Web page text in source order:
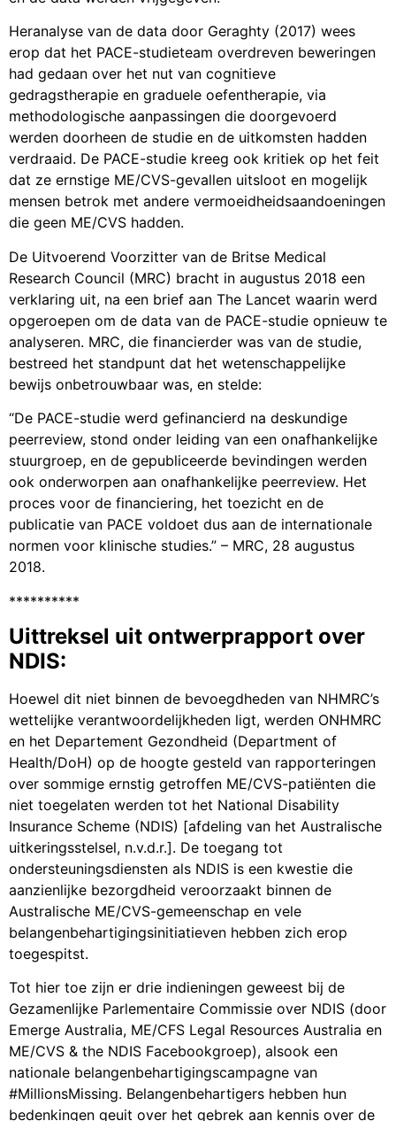
Heranalyse van de data door Geraghty (2017) wees
erop dat het PACE-studieteam overdreven beweringen
had gedaan over het nut van cognitieve
gedragstherapie en graduele oefentherapie, via
methodologische aanpassingen die doorgevoerd
werden doorheen de studie en de uitkomsten hadden
verdraaid. De PACE-studie kreeg ook kritiek op het feit
dat ze ernstige ME/CVS-gevallen uitsloot en mogelijk
mensen betrok met andere vermoeidheidsaandoeningen
die geen ME/CVS hadden.
De Uitvoerend Voorzitter van de Britse Medical
Research Council (MRC) bracht in augustus 2018 een
verklaring uit, na een brief aan The Lancet waarin werd
opgeroepen om de data van de PACE-studie opnieuw te
analyseren. MRC, die financierder was van de studie,
bestreed het standpunt dat het wetenschappelijke
bewijs onbetrouwbaar was, en stelde:
“De PACE-studie werd gefinancierd na deskundige
peerreview, stond onder leiding van een onafhankelijke
stuurgroep, en de gepubliceerde bevindingen werden
ook onderworpen aan onafhankelijke peerreview. Het
proces voor de financiering, het toezicht en de
publicatie van PACE voldoet dus aan de internationale
normen voor klinische studies.” – MRC, 28 augustus
2018.
**********
Uittreksel uit ontwerprapport over
NDIS:
Hoewel dit niet binnen de bevoegdheden van NHMRC’s
wettelijke verantwoordelijkheden ligt, werden ONHMRC
en het Departement Gezondheid (Department of
Health/DoH) op de hoogte gesteld van rapporteringen
over sommige ernstig getroffen ME/CVS-patiënten die
niet toegelaten werden tot het National Disability
Insurance Scheme (NDIS) [afdeling van het Australische
uitkeringsstelsel, n.v.d.r.]. De toegang tot
ondersteuningsdiensten als NDIS is een kwestie die
aanzienlijke bezorgdheid veroorzaakt binnen de
Australische ME/CVS-gemeenschap en vele
belangenbehartigingsinitiatieven hebben zich erop
toegespitst.
Tot hier toe zijn er drie indieningen geweest bij de
Gezamenlijke Parlementaire Commissie over NDIS (door
Emerge Australia, ME/CFS Legal Resources Australia en
ME/CVS & the NDIS Facebookgroep), alsook een
nationale belangenbehartigingscampagne van
#MillionsMissing. Belangenbehartigers hebben hun
bedenkingen geuit over het gebrek aan kennis over de